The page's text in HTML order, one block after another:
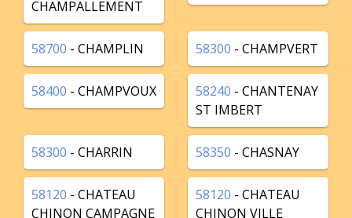
CHAMPALLEMENT
58700 - CHAMPLIN 58300 - CHAMPVERT
58400 - CHAMPVOUX 58240 - CHANTENAY
ST IMBERT
58300 - CHARRIN 58350 - CHASNAY
58120 - CHATEAU
CHINON CAMPAGNE
58120 - CHATEAU
CHINON VILLE